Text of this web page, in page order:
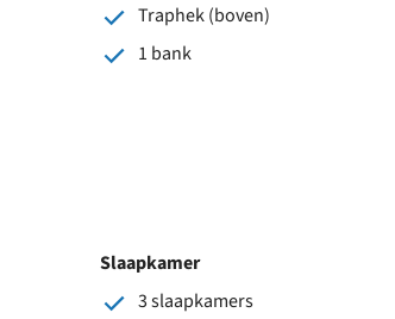
Traphek (boven)
1 bank
Slaapkamer
3 slaapkamers